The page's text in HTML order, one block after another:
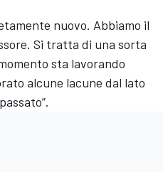
nuovo. Abbiamo il
. Si tratta di una sorta
sta lavorando
alcune lacune dal lato